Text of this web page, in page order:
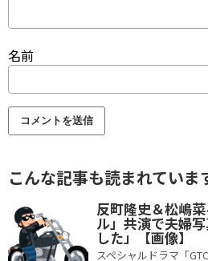
名前
こんな記事も読まれていま
反町隆史＆松嶋
ル」共演で夫婦
した」【画像】
スペシャルドラマ「